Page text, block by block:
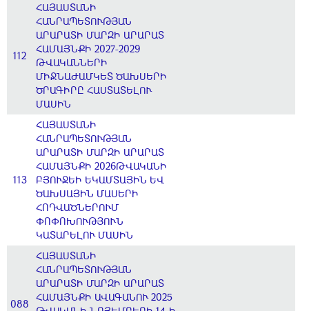
112
ՀԱՅԱՍՏԱՆԻ
ՀԱՆՐԱՊԵՏՈՒԹՅԱՆ
ԱՐԱՐԱՏԻ ՄԱՐԶԻ ԱՐԱՐԱՏ
ՀԱՄԱՅՆՔԻ 2027-2029
ԹՎԱԿԱՆՆԵՐԻ
ՄԻՋՆԱԺԱՄԿԵՏ ԾԱԽՍԵՐԻ
ԾՐԱԳԻՐԸ ՀԱՍՏԱՏԵԼՈՒ
ՄԱՍԻՆ
113
ՀԱՅԱՍՏԱՆԻ
ՀԱՆՐԱՊԵՏՈՒԹՅԱՆ
ԱՐԱՐԱՏԻ ՄԱՐԶԻ ԱՐԱՐԱՏ
ՀԱՄԱՅՆՔԻ 2026ԹՎԱԿԱՆԻ
ԲՅՈՒՋԵԻ ԵԿԱՄՏԱՅԻՆ ԵՎ
ԾԱԽՍԱՅԻՆ ՄԱՍԵՐԻ
ՀՈԴՎԱԾՆԵՐՈՒՄ
ՓՈՓՈԽՈՒԹՅՈՒՆ
ԿԱՏԱՐԵԼՈՒ ՄԱՍԻՆ
088
ՀԱՅԱՍՏԱՆԻ
ՀԱՆՐԱՊԵՏՈՒԹՅԱՆ
ԱՐԱՐԱՏԻ ՄԱՐԶԻ ԱՐԱՐԱՏ
ՀԱՄԱՅՆՔԻ ԱՎԱԳԱՆՈՒ 2025